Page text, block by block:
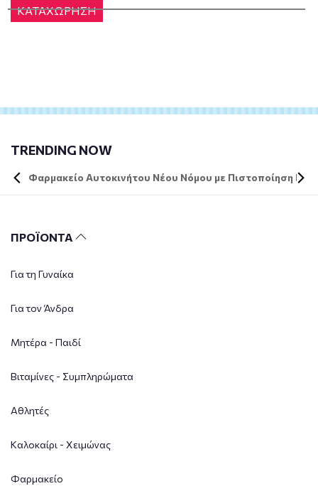
ΚΑΤΑΧΩΡΗΣΗ
TRENDING NOW
Φαρμακείο Αυτοκινήτου Νέου Νόμου με Πιστοποίηση DIN
ΠΡΟΪΟΝΤΑ
Για τη Γυναίκα
Για τον Άνδρα
Μητέρα - Παιδί
Βιταμίνες - Συμπληρώματα
Αθλητές
Καλοκαίρι - Χειμώνας
Φαρμακείο